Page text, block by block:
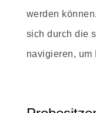
werden
sich durch die
navigieren, um